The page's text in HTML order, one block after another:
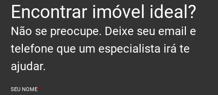
Encontrar imóvel ideal?
Não se preocupe. Deixe seu email e
telefone que um especialista irá te
ajudar.
SEU NOME*